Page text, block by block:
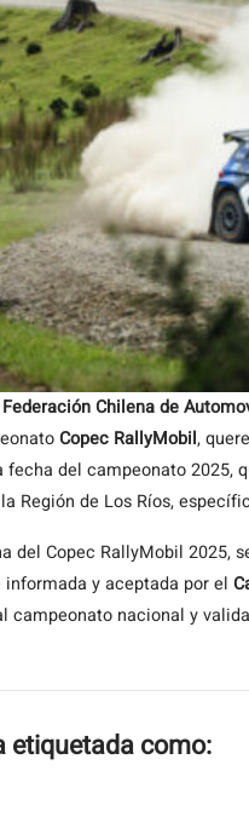
Federación Chilena de
Copec RallyMobil,
del campeonato
Región de Los Ríos,
del Copec RallyMobil 2025,
y aceptada por el
campeonato nacional y
etiquetada como: